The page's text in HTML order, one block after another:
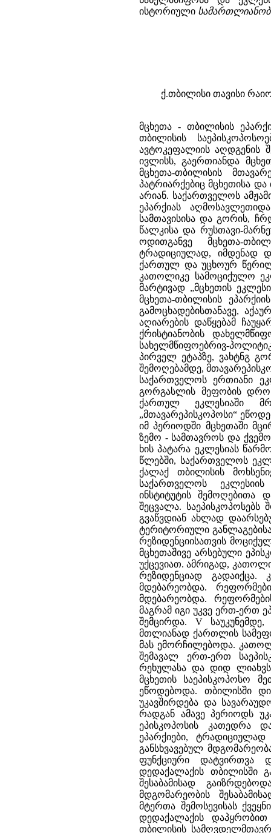
ისტორიული
ქ.თბილისი თავისი
მცხეთა - თბილისის
თბილისის
ავტოკეფალიის აღდგენის
ივლისს, გაერთიანდა
მცხეთა-თბილისის
პატრიარქებიც მცხეთისა
არიან. საქართველოს
ეპარქიას
სამთავისისა და გორის,
წალკისა და რუსთავი-
ოდითგანვე მცხეთა-
ტრადიციულად, იმდენად
ქართულ და უცხოურ
კათოლიკე სამოციქულო
მარტივად „მცხეთის
მცხეთა-თბილისის
გამოცხადებისთანავე,
აღიარების დაწყებამ
ქრისტიანობის
სახელმწიფოებრივ-
პირველ ეტაპზე, ვახტნგ
შემოღებამდე,
საქართველოს ერთიანი
გორგასლის მეფობის
ქართულ ეკლესიაში
„მთავარეპისკოპოსი“
იმ პერიოდში მცხეთაში
ზემო - სამთავროს და
ხის პატარა ეკლესიას
წლებში, საქართველოს
ქალაქ თბილისის
საქართველოს ეკლესიის
ინსტიტუტის
შეცვალა. საეპისკოპოსებს
გვაწვდიან ახლად
ტერიტორიული
რეზიდენციისათვის
მცხეთაშივე არსებული
უქცევიათ. ამრიგად,
რეზიდენციად გადაიქცა.
მდებარეობდა.
მდებარეობდა.
მაგრამ იგი უკვე ერთ-ერთ
შემცირდა. V
მთლიანად ქართლის
მას ემორჩილებოდა.
შემავალ ერთ-ერთ
რეხულასა და დიდ
მცხეთის საეპისკოპოსო
ეწოდებოდა. თბილისში
უკავშირდება და
რადგან ამავე პერიოდს
ეპისკოპოსის კათედრა
ეპარქიები,
განსხვავებულ
ფუნქციური დატვირთვა
დედაქალაქის თბილისში
შესაბამისად
მდგომარეობის
მტერთა შემოსევისას
დედაქალაქის
თბილისის